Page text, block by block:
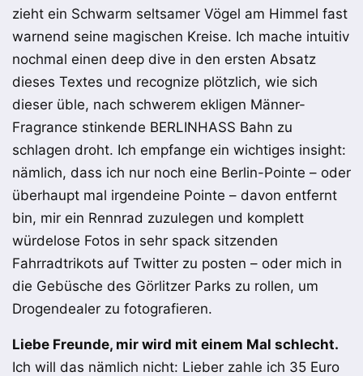
zieht ein Schwarm seltsamer Vögel am Himmel fast
warnend seine magischen Kreise. Ich mache intuitiv
nochmal einen deep dive in den ersten Absatz
dieses Textes und recognize plötzlich, wie sich
dieser üble, nach schwerem ekligen Männer-
Fragrance stinkende BERLINHASS Bahn zu
schlagen droht. Ich empfange ein wichtiges insight:
nämlich, dass ich nur noch eine Berlin-Pointe – oder
überhaupt mal irgendeine Pointe – davon entfernt
bin, mir ein Rennrad zuzulegen und komplett
würdelose Fotos in sehr spack sitzenden
Fahrradtrikots auf Twitter zu posten – oder mich in
die Gebüsche des Görlitzer Parks zu rollen, um
Drogendealer zu fotografieren.
Liebe Freunde, mir wird mit einem Mal schlecht.
Ich will das nämlich nicht: Lieber zahle ich 35 Euro